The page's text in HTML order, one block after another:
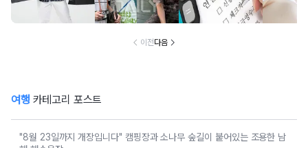
분석
구한 연예인 10
심 꿀팁 A to Z
요?”
이전다음
여행 카테고리 포스트
"8월 23일까지 개장입니다" 캠핑장과 소나무 숲길이 붙어있는 조용한 남